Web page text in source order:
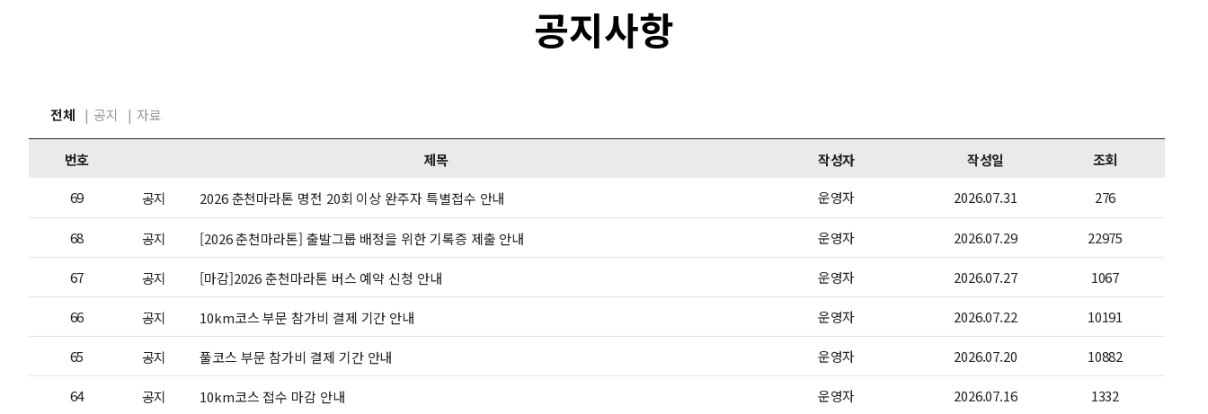
공지사항
전체 공지 자료
번호 제목 작성자 작성일
조회
69
공지 2026 춘천마라톤 명전 20회 이상 완주자 특별접수 안내 운영자 2026.07.31 276
68 공지 [2026 춘천마라톤] 출발그룹 배정을 위한 기록증 제출 안내 운영자 2026.07.29 22975
67 공지 [마감]2026 춘천마라톤 버스 예약 신청 안내 운영자 2026.07.27 1067
66 공지 10km코스 부문 참가비 결제 기간 안내 운영자 2026.07.22 10191
65 공지 풀코스 부문 참가비 결제 기간 안내 운영자 2026.07.20 10882
64 공지 10km코스 접수 마감 안내 운영자 2026.07.16 1332